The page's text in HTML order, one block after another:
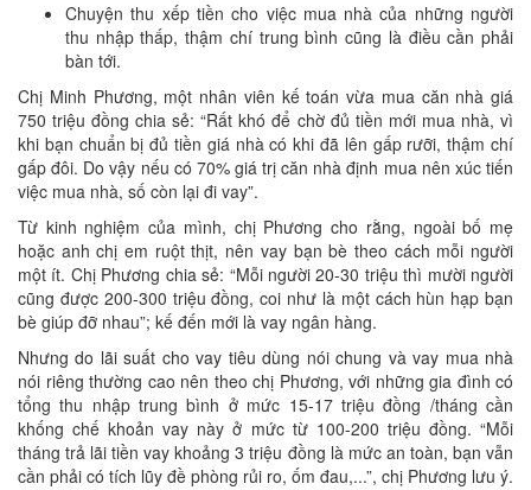
Chuyện thu xếp tiền cho việc mua nhà của những người
thu nhập thấp, thậm chí trung bình cũng là điều cần phải
bàn tới.
Chị Minh Phương, một nhân viên kế toán vừa mua căn nhà giá
750 triệu đồng chia sẻ: “Rất khó để chờ đủ tiền mới mua nhà, vì
khi bạn chuẩn bị đủ tiền giá nhà có khi đã lên gấp rưỡi, thậm chí
gấp đôi. Do vậy nếu có 70% giá trị căn nhà định mua nên xúc tiến
việc mua nhà, số còn lại đi vay”.
Từ kinh nghiệm của mình, chị Phương cho rằng, ngoài bố mẹ
hoặc anh chị em ruột thịt, nên vay bạn bè theo cách mỗi người
một ít. Chị Phương chia sẻ: “Mỗi người 20-30 triệu thì mười người
cũng được 200-300 triệu đồng, coi như là một cách hùn hạp bạn
bè giúp đỡ nhau”; kế đến mới là vay ngân hàng.
Nhưng do lãi suất cho vay tiêu dùng nói chung và vay mua nhà
nói riêng thường cao nên theo chị Phương, với những gia đình có
tổng thu nhập trung bình ở mức 15-17 triệu đồng /tháng cần
khống chế khoản vay này ở mức từ 100-200 triệu đồng. “Mỗi
tháng trả lãi tiền vay khoảng 3 triệu đồng là mức an toàn, bạn vẫn
cần phải có tích lũy đề phòng rủi ro, ốm đau,...”, chị Phương lưu ý.